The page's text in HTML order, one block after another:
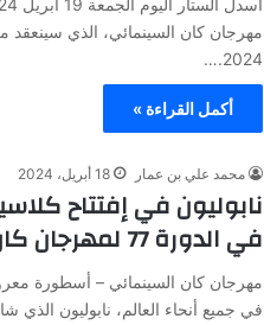
2024.…
أكمل القراءة »
محمد علي بن عمار 18 أبريل، 2024
نابوليون في إفتتاح
في الدورة 77 لمهرجان كان السينمائي
مهرجان كان السينمائي – أسطورة
في جميع أنحاء العالم، نابوليون الذي